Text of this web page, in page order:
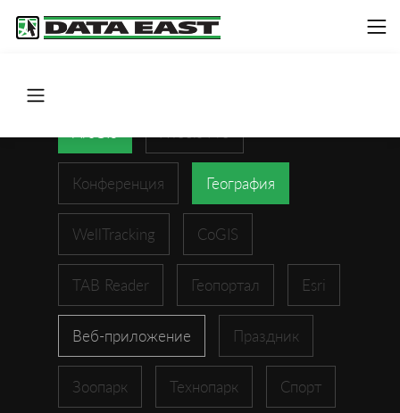
Конференция География
WellTracking CoGIS
TAB Reader Геопортал Esri
Веб-приложение Праздник
Зоопарк Технопарк Спорт